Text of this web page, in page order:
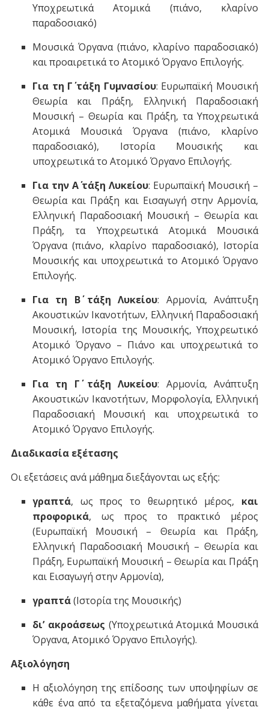
Υποχρεωτικά Ατομικά (πιάνο, κλαρίνο
παραδοσιακό)
Μουσικά Όργανα (πιάνο, κλαρίνο παραδοσιακό)
και προαιρετικά το Ατομικό Όργανο Επιλογής.
Για τη Γ΄ τάξη Γυμνασίου: Ευρωπαϊκή Μουσική
Θεωρία και Πράξη, Ελληνική Παραδοσιακή
Μουσική – Θεωρία και Πράξη, τα Υποχρεωτικά
Ατομικά Μουσικά Όργανα (πιάνο, κλαρίνο
παραδοσιακό), Ιστορία Μουσικής και
υποχρεωτικά το Ατομικό Όργανο Επιλογής.
Για την Α΄ τάξη Λυκείου: Ευρωπαϊκή Μουσική –
Θεωρία και Πράξη και Εισαγωγή στην Αρμονία,
Ελληνική Παραδοσιακή Μουσική – Θεωρία και
Πράξη, τα Υποχρεωτικά Ατομικά Μουσικά
Όργανα (πιάνο, κλαρίνο παραδοσιακό), Ιστορία
Μουσικής και υποχρεωτικά το Ατομικό Όργανο
Επιλογής.
Για τη Β΄ τάξη Λυκείου: Αρμονία, Ανάπτυξη
Ακουστικών Ικανοτήτων, Ελληνική Παραδοσιακή
Μουσική, Ιστορία της Μουσικής, Υποχρεωτικό
Ατομικό Όργανο – Πιάνο και υποχρεωτικά το
Ατομικό Όργανο Επιλογής.
Για τη Γ΄ τάξη Λυκείου: Αρμονία, Ανάπτυξη
Ακουστικών Ικανοτήτων, Μορφολογία, Ελληνική
Παραδοσιακή Μουσική και υποχρεωτικά το
Ατομικό Όργανο Επιλογής.
Διαδικασία εξέτασης
Οι εξετάσεις ανά μάθημα διεξάγονται ως εξής:
γραπτά, ως προς το θεωρητικό μέρος, και
προφορικά, ως προς το πρακτικό μέρος
(Ευρωπαϊκή Μουσική – Θεωρία και Πράξη,
Ελληνική Παραδοσιακή Μουσική – Θεωρία και
Πράξη, Ευρωπαϊκή Μουσική – Θεωρία και Πράξη
και Εισαγωγή στην Αρμονία),
γραπτά(Ιστορία της Μουσικής)
δι’ ακροάσεως (Υποχρεωτικά Ατομικά Μουσικά
Όργανα, Ατομικό Όργανο Επιλογής).
Αξιολόγηση
Η αξιολόγηση της επίδοσης των υποψηφίων σε
κάθε ένα από τα εξεταζόμενα μαθήματα γίνεται